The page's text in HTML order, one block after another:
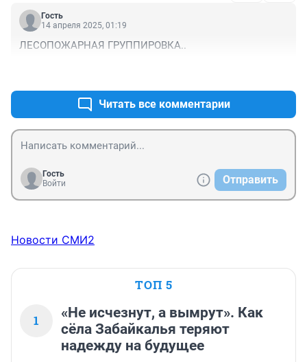
Гость
14 апреля 2025, 01:19
ЛЕСОПОЖАРНАЯ ГРУППИРОВКА..
Читать все комментарии
Гость
Войти
Отправить
Новости СМИ2
ТОП 5
1
«Не исчезнут, а вымрут». Как
сёла Забайкалья теряют
надежду на будущее